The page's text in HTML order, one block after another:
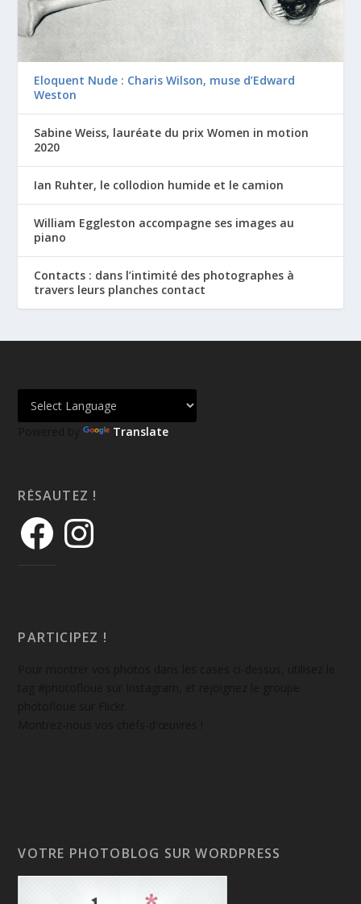
Eloquent Nude : Charis Wilson, muse d’Edward
Weston
Sabine Weiss, lauréate du prix Women in motion
2020
Ian Ruhter, le collodion humide et le camion
William Eggleston accompagne ses images au
piano
Contacts : dans l’intimité des photographes à
travers leurs planches contact
Powered by Translate
RÉSAUTEZ !
PARTICIPEZ !
VOTRE PHOTOBLOG SUR WORDPRESS